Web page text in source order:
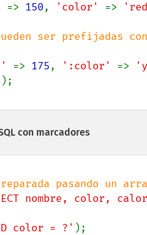
=> 150, 'color' =>
ser prefijadas
=> 175, ':color' =>
con marcadores
nombre, color,
color = ?'